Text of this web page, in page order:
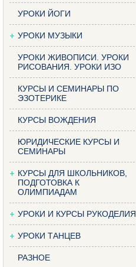
УРОКИ ЙОГИ
УРОКИ МУЗЫКИ
УРОКИ ЖИВОПИСИ. УРОКИ
РИСОВАНИЯ. УРОКИ ИЗО
КУРСЫ И СЕМИНАРЫ ПО
ЭЗОТЕРИКЕ
КУРСЫ ВОЖДЕНИЯ
ЮРИДИЧЕСКИЕ КУРСЫ И
СЕМИНАРЫ
КУРСЫ ДЛЯ ШКОЛЬНИКОВ,
ПОДГОТОВКА К
ОЛИМПИАДАМ
УРОКИ И КУРСЫ РУКОДЕЛИЯ
УРОКИ ТАНЦЕВ
РАЗНОЕ